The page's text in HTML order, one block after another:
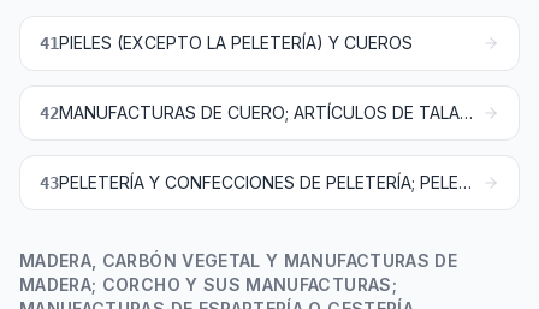
41PIELES (EXCEPTO LA PELETERÍA) Y CUEROS
42 MANUFACTURAS DE CUERO; ARTÍCULOS DE TALABARTERÍA O GUARNICIONERÍA; ARTÍCULOS DE VIAJE, BOLSOS DE MANO (CARTERAS) Y CONTINENTES SIMILARES; MANUFACTURAS DE TRIPA
43 PELETERÍA Y CONFECCIONES DE PELETERÍA; PELETERÍA FACTICIA O ARTIFICIAL
MADERA, CARBÓN VEGETAL Y MANUFACTURAS DE
MADERA; CORCHO Y SUS MANUFACTURAS;